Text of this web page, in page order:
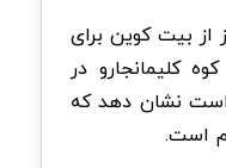
نیز از بیت کوین برای
کلیمانجارو در
نشان دهد که
است.